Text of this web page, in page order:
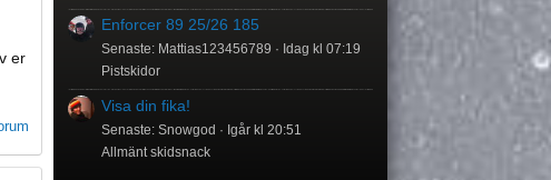
er
Enforcer 89 25/26 185
Senaste: Mattias123456789
Idag kl 07:19
Pistskidor
Visa din fika!
Senaste: Snowgod
Igår kl 20:51
Allmänt skidsnack